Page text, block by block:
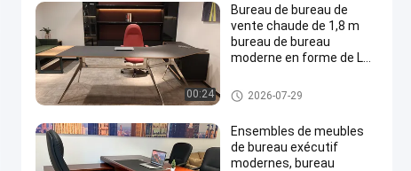
00:24
Bureau de bureau de
vente chaude de 1,8 m
bureau de bureau
moderne en forme de L
direction
Bureaux exécutifs
2026-07-29
Ensembles de meubles
de bureau exécutif
modernes, bureau